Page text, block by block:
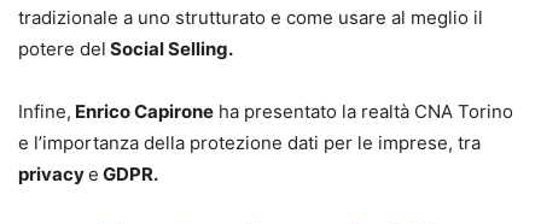
tradizionale a uno strutturato e come usare al meglio il
potere del Social Selling.
Infine, Enrico Capirone ha presentato la realtà CNA Torino
e l’importanza della protezione dati per le imprese, tra
privacye GDPR.